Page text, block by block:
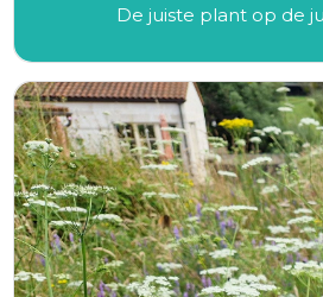
De juiste plant op de